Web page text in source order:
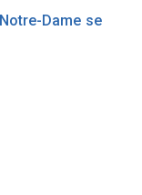
Dame se